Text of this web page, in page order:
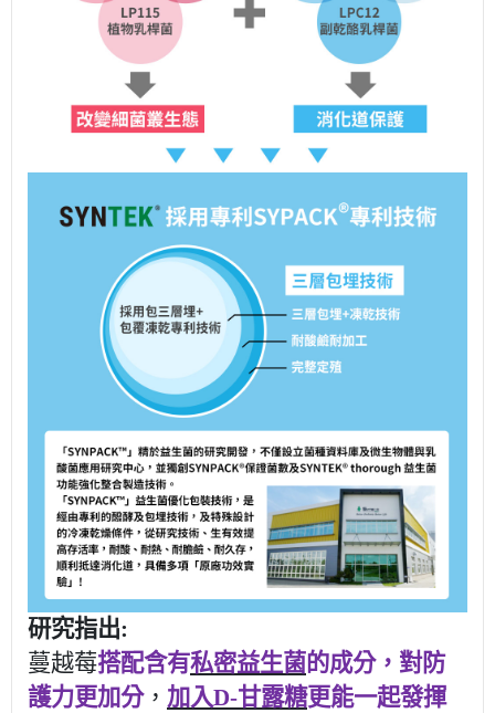
研究指出:
蔓越莓搭配含有私密益生菌的成分，對防
護力更加分， 加入D-甘露糖更能一起發揮